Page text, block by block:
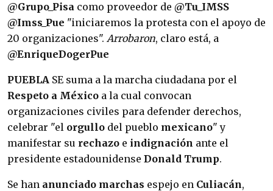
@Grupo_Pisa como proveedor de @Tu_IMSS
@Imss_Pue "iniciaremos la protesta con el apoyo de
20 organizaciones". Arrobaron, claro está, a
@EnriqueDogerPue
PUEBLA SE suma a la marcha ciudadana por el
Respeto a México a la cual convocan
organizaciones civiles para defender derechos,
celebrar "el orgullo del pueblo mexicano" y
manifestar su rechazo e indignación ante el
presidente estadounidense Donald Trump.
Se han anunciado marchas espejo en Culiacán,